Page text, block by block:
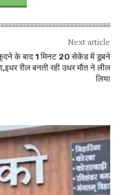
Next article
के बाद 1 मिनट 20 सेकेंड में डूबने
रील बनती रही उधर मौत ने लील
लिया